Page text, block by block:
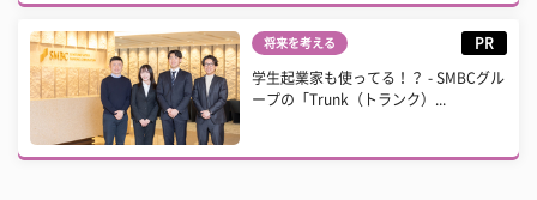
将来を考える PR
学生起業家も使ってる！？ - SMBCグル
ープの「Trunk（トランク）...